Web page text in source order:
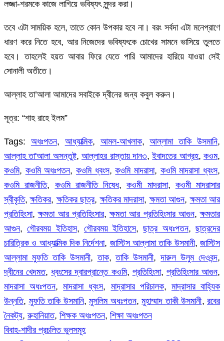
লজ্জা-শরমকে কাজে লাগিয়ে ভবিষ্যৎ সুন্দর করা।
তবে এটা সাময়িক হলে, তাতে কোন উপকার হবে না। বরং সর্বদা এটা মনেপ্রাণে
ধারণ করে নিতে হবে, আর নিজেদের ভবিষ্যৎকে চোখের সামনে ভাসিয়ে তুলতে
হবে। তাহলেই হয়ত আবার ফিরে যেতে পারি আমাদের হারিয়ে যাওয়া সেই
সোনালী অতীতে।
আল্লাহ তা’আলা আমাদের সবাইকে দ্বীনের জন্য কবুল করুন।
সূত্র: “শাহ রাহে ইলম”
Tags: অধঃপতন, আধ্যাত্মিক, আমল-আখলাক,আল্লামা তাকি উসমানি,
আল্লাহ তা'আলা অসন্তুষ্ট,আল্লাহর রাস্তায় দান৩,ইবাদতের আগ্রহ, কওম,
কওমি, কওমি অধঃপতন,কওমি ধ্বংস,কওমি মাদরাসা, কওমি মাদরাসা ধ্বংস,
কওমি রাজনীতি, কওমি রাজনীতি নিষেধ,কওমী মাদরাসা, কওমী মাদরাসার
স্বীকৃতি,ক্ষতিকর,ক্ষতিকর ছাত্র,ক্ষতিকর মাদরাসা,ক্ষমতা আগুন,ক্ষমতা আর
প্রতিহিংসা,ক্ষমতা আর প্রতিহিংসার,ক্ষমতা আর প্রতিহিংসার আগুন,ক্ষমতার
আগুন,গৌরবময় ইতিহাস, গৌরবময় ইতিহাসে,ছাত্র অধঃপতন,ছাত্রদের
চারিত্রিক ও আধ্যাত্মিক দিক নির্দেশনা, জাস্টিস আল্লামা তাকি উসমানী,জাস্টিস
আল্লামা মুফতি তাকি উসমানী,তাক,তাকি উসমানী,দারুল উলুম দেওবন্দ,
দ্বীনের খেদমত, ধ্বংসের দ্বারপ্রান্তে কওমি, প্রতিহিংসা, প্রতিহিংসার আগুন,
মাদরাসা অধঃপতন,মাদরাসা ধ্বংস, মাদ্রাসার পরিচালক, মাদ্রাসার বাহ্যিক
উন্নতি, মুফতি তাকি উসমানি,মুসলিম অধঃপতন,মুহাম্মাদ তাকী উসমানী,রবের
নৈকট্য,রুহানিয়াত, শিক্ষক অধঃপতন, শিক্ষা অধঃপতন
Post
বিবাহ-শাদীর প্রচলিত ভুলসমূহ